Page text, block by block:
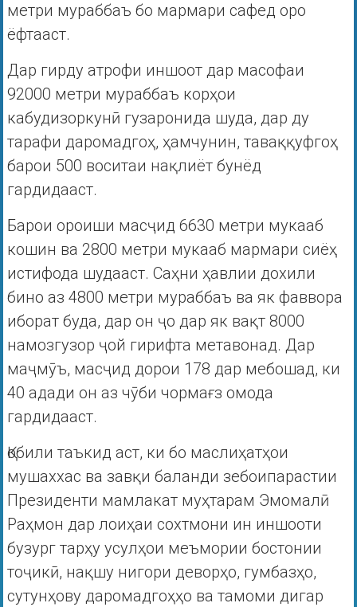
метри мураббаъ бо мармари сафед оро
ёфтааст.
Дар гирду атрофи иншоот дар масофаи
92000 метри мураббаъ корҳои
кабудизоркунӣ гузаронида шуда, дар ду
тарафи даромадгоҳ, ҳамчунин, таваққуфгоҳ
барои 500 воситаи нақлиёт бунёд
гардидааст.
Барои ороиши масҷид 6630 метри мукааб
кошин ва 2800 метри мукааб мармари сиёҳ
истифода шудааст. Саҳни ҳавлии дохили
бино аз 4800 метри мураббаъ ва як фаввора
иборат буда, дар он ҷо дар як вақт 8000
намозгузор ҷой гирифта метавонад. Дар
маҷмӯъ, масҷид дорои 178 дар мебошад, ки
40 адади он аз чӯби чормағз омода
гардидааст.
Қобили таъкид аст, ки бо маслиҳатҳои
мушаххас ва завқи баланди зебоипарастии
Президенти мамлакат муҳтарам Эмомалӣ
Раҳмон дар лоиҳаи сохтмони ин иншооти
бузург тарҳу усулҳои меъмории бостонии
тоҷикӣ, нақшу нигори деворҳо, гумбазҳо,
сутунҳову даромадгоҳҳо ва тамоми дигар